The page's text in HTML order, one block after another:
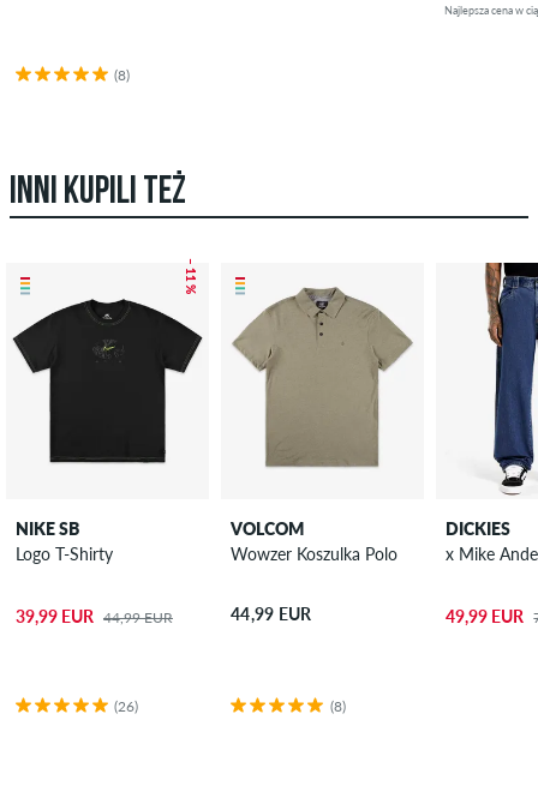
(8)
Najlepsza cena w
INNI KUPILI TEŻ
– 11 %
NIKE SB
Logo T-Shirty
39,99 EUR 44,99 EUR
(26)
VOLCOM
Wowzer Koszulka Polo
44,99 EUR
(8)
DICKIES
x Mike
49,99 EUR